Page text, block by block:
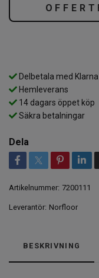
Delbetala med Klarna
Hemleverans
14 dagars öppet köp
Säkra betalningar
Dela
Artikelnummer: 7200111
Leverantör: Norfloor
BESKRIVNING